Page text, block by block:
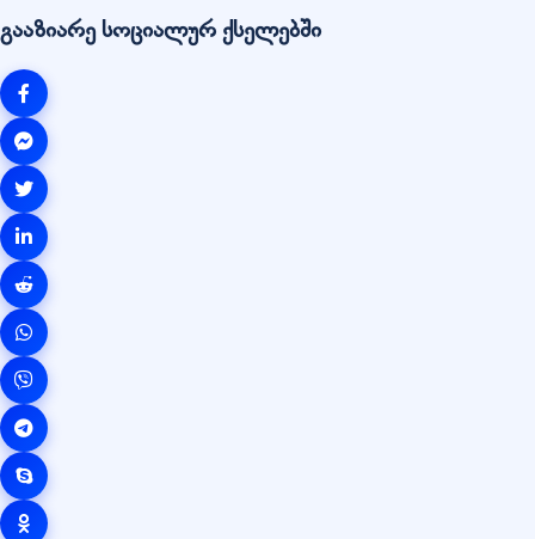
გააზიარე სოციალურ ქსელებში